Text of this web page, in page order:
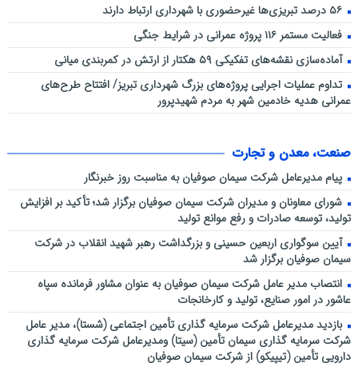
۵۶ درصد تبریزی‌ها غیرحضوری با شهرداری ارتباط دارند
فعالیت مستمر ۱۱۶ پروژه عمرانی در شرایط جنگی
آماده‌سازی نقشه‌های تفکیکی ۵۹ هکتار از ارتش در کمربندی میانی
تداوم عملیات اجرایی پروژه‌های بزرگ شهرداری تبریز/ افتتاح طرح‌های
عمرانی هدیه خادمین شهر به مردم شهیدپرور
صنعت، معدن و تجارت
پیام مدیرعامل شرکت سیمان صوفیان به مناسبت روز خبرنگار
شورای معاونان و مدیران شرکت سیمان صوفیان برگزار شد؛ تأکید بر افزایش
تولید، توسعه صادرات و رفع موانع تولید
آیین سوگواری اربعین حسینی و بزرگداشت رهبر شهید انقلاب در شرکت
سیمان صوفیان برگزار شد
انتصاب مدیر عامل شرکت سیمان صوفیان به عنوان مشاور فرمانده سپاه
عاشور در امور صنایع، تولید و کارخانجات
بازدید مدیرعامل شرکت سرمایه گذاری تأمین اجتماعی (شستا)، مدیر عامل
شرکت سرمایه گذاری سیمان تأمین (سیتا) ومدیرعامل شرکت سرمایه گذاری
دارویی تأمین (تیپیکو) از شرکت سیمان صوفیان